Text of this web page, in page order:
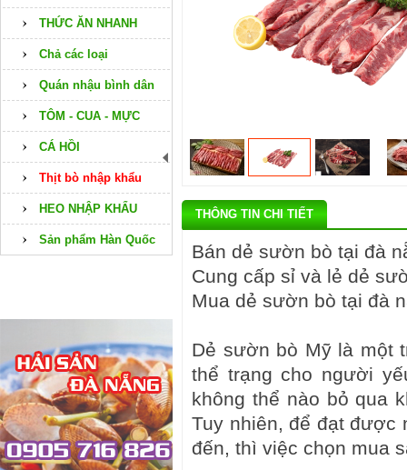
THỨC ĂN NHANH
Chả các loại
Quán nhậu bình dân
TÔM - CUA - MỰC
CÁ HỒI
Thịt bò nhập khẩu
HEO NHẬP KHẨU
Sản phẩm Hàn Quốc
THÔNG TIN CHI TIẾT
Bán dẻ sườn bò tại đà
Cung cấp sỉ và lẻ dẻ
Mua dẻ sườn bò tại đà
Dẻ sườn bò Mỹ là một
thể trạng cho người
không thể nào bỏ qua
Tuy nhiên, để đạt được
đến, thì việc chọn mua